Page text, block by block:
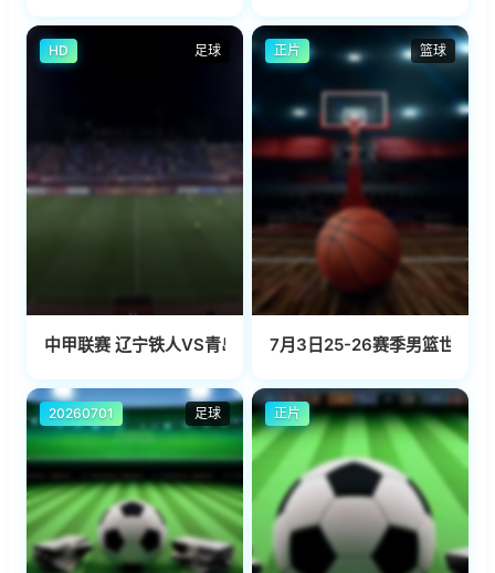
足球
HD
中甲联赛 辽宁铁人VS青岛红狮 20240601
篮球
正片
7月3日25-26赛季男篮世预赛
足球
20260701 正片